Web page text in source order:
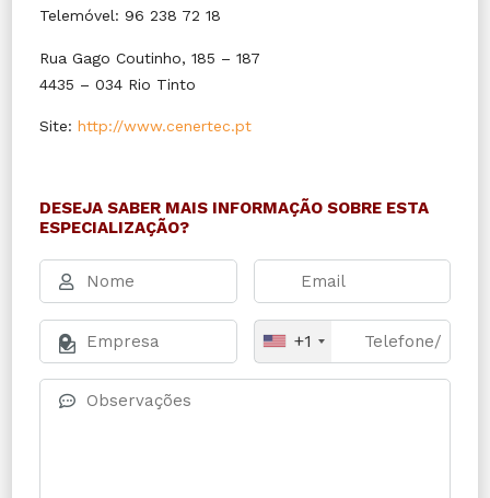
Telemóvel: 96 238 72 18
Rua Gago Coutinho, 185 – 187
4435 – 034 Rio Tinto
Site:http://www.cenertec.pt
DESEJA SABER MAIS INFORMAÇÃO SOBRE ESTA
ESPECIALIZAÇÃO?
+1